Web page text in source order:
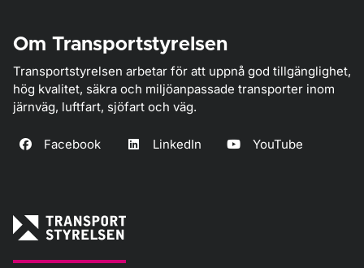
Om Transportstyrelsen
Transportstyrelsen arbetar för att uppnå god tillgänglighet,
hög kvalitet, säkra och miljöanpassade transporter inom
järnväg, luftfart, sjöfart och väg.
Facebook LinkedIn YouTube